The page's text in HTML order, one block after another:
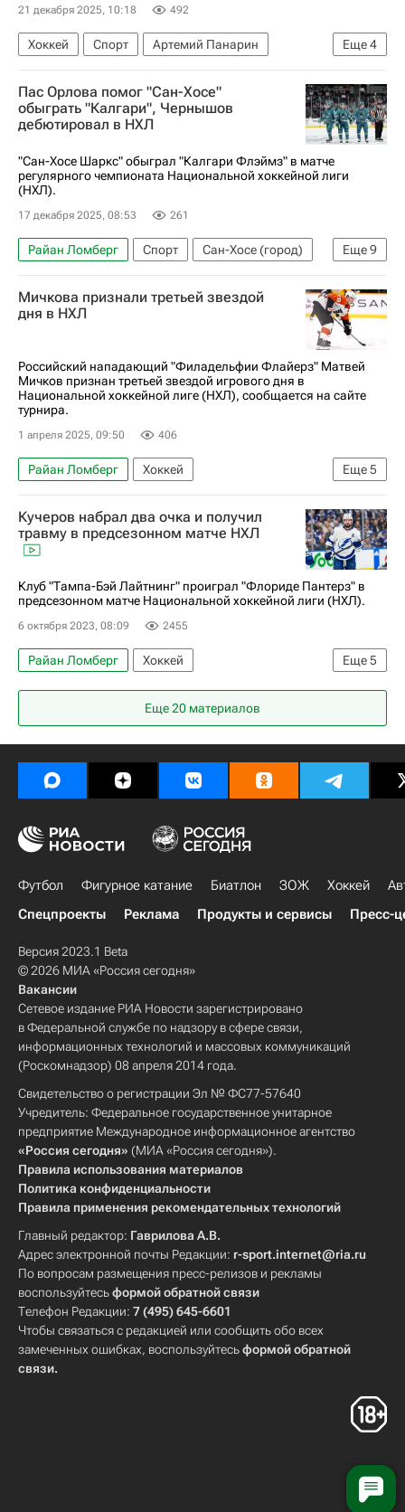
21 декабря 2025, 10:18 492
Еще4
Хоккей Спорт
Артемий Панарин
Павел Дацюк
Нью-Йорк Рейнджерс
Филадельфия Флайерз
Национальная хоккейная лига (НХЛ)
Пас Орлова помог "Сан-Хосе"
обыграть "Калгари", Чернышов
дебютировал в НХЛ
"Сан-Хосе Шаркс" обыграл "Калгари Флэймз" в матче
регулярного чемпионата Национальной хоккейной лиги
(НХЛ).
17 декабря 2025, 08:53 261
Еще9
Райан Ломберг Спорт
Сан-Хосе (город)
Ярослав Аскаров
Анонсы и трансляции матчей
Йон Клингберг
Калгари Флэймз
Национальная хоккейная лига (НХЛ)
Сан-Хосе Шаркс
Мичкова признали третьей звездой
дня в НХЛ
Российский нападающий "Филадельфии Флайерз" Матвей
Мичков признан третьей звездой игрового дня в
Национальной хоккейной лиге (НХЛ), сообщается на сайте
турнира.
1 апреля 2025, 09:50 406
Еще5
Райан Ломберг
Хоккей
Национальная хоккейная лига (НХЛ)
Филадельфия Флайерз
Нэшвилл Предаторз
Матвей Мичков
Кучеров набрал два очка и получил
травму в предсезонном матче НХЛ
Клуб "Тампа-Бэй Лайтнинг" проиграл "Флориде Пантерз" в
предсезонном матче Национальной хоккейной лиги (НХЛ).
6 октября 2023, 08:09 2455
Еще5
Райан Ломберг
Хоккей
Национальная хоккейная лига (НХЛ)
Тампа-Бэй Лайтнинг
Никита Кучеров
Стивен Стэмкос
Флорида Пантерз
Еще 20 материалов
Футбол Фигурное катание Биатлон ЗОЖ Хоккей
Спецпроекты
Реклама Продукты и сервисы Пресс-
Версия 2023.1 Beta
© 2026 МИА «Россия сегодня»
Вакансии
Сетевое издание РИА Новости зарегистрировано
в Федеральной службе по надзору в сфере связи,
информационных технологий и массовых коммуникаций
(Роскомнадзор) 08 апреля 2014 года.
Свидетельство о регистрации Эл № ФС77-57640
Учредитель: Федеральное государственное унитарное
предприятие Международное информационное агентство
«Россия сегодня» (МИА «Россия сегодня»).
Правила использования материалов
Политика конфиденциальности
Правила применения рекомендательных технологий
Главный редактор: Гаврилова А.В.
Адрес электронной почты Редакции: r-sport.internet@ria.ru
По вопросам размещения пресс-релизов и рекламы
воспользуйтесьформой обратной связи
Телефон Редакции: 7 (495) 645-6601
Чтобы связаться с редакцией или сообщить обо всех
замеченных ошибках, воспользуйтесьформой обратной
связи.